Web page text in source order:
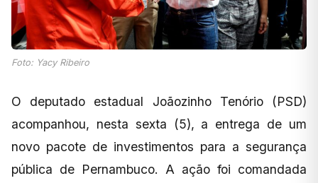
Foto: Yacy Ribeiro
O deputado estadual Joãozinho Tenório (PSD)
acompanhou, nesta sexta (5), a entrega de um
novo pacote de investimentos para a segurança
pública de Pernambuco. A ação foi comandada